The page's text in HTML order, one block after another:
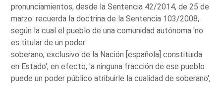
pronunciamientos, desde la Sentencia 42/2014, de 25 de
marzo: recuerda la doctrina de la Sentencia 103/2008,
según la cual el pueblo de una comunidad autónoma 'no
es titular de un poder
soberano, exclusivo de la Nación [española] constituida
en Estado'; en efecto, 'a ninguna fracción de ese pueblo
puede un poder público atribuirle la cualidad de soberano',